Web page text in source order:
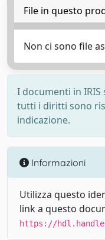
File in questo
Non ci sono file
I documenti in
tutti i diritti sono
indicazione.
Informazioni
Utilizza questo
link a questo
https://